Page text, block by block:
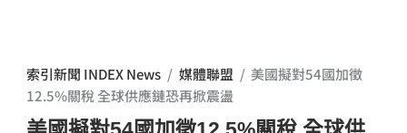
索引新聞 INDEX News / 媒體聯盟 / 美國擬對54國加徵
12.5%關稅 全球供應鏈恐再掀震盪